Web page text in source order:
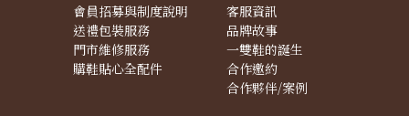
會員招募與制度說明
送禮包裝服務
門市維修服務
購鞋貼心全配件
客服資訊
品牌故事
一雙鞋的誕生
合作邀約
合作夥伴/案例